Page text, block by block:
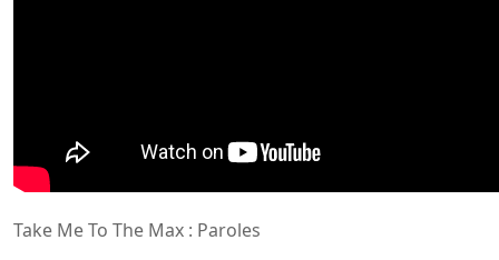
Take Me To The Max : Paroles